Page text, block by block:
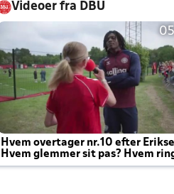
Videoer fra DBU
Hvem overtager nr.10 efter
Hvem glemmer sit pas? Hvem
Joachim altid til efter kampe?